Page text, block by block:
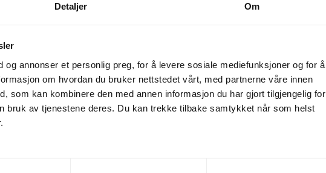
Detaljer Om
annonser et personlig preg, for å levere sosiale mediefunksjoner og for å
om hvordan du bruker nettstedet vårt, med partnerne våre innen
som kan kombinere den med annen informasjon du har gjort tilgjengelig for
bruk av tjenestene deres. Du kan trekke tilbake samtykket når som helst